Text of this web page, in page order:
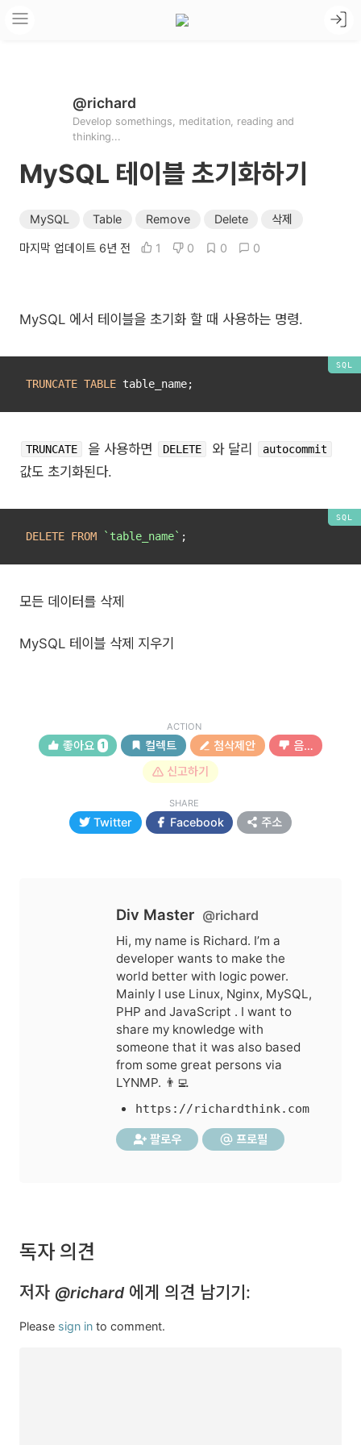
@richard
Develop somethings, meditation, reading and
thinking...
MySQL 테이블 초기화하기
MySQL Table Remove Delete 삭제
마지막 업데이트 6년 전 1 0 0 0
MySQL 에서 테이블을 초기화 할 때 사용하는 명령.
TRUNCATE TABLE
TRUNCATE 을 사용하면 DELETE 와 달리 autocommit
값도 초기화된다.
DELETE FROM `table_name`
모든 데이터를 삭제
MySQL 테이블 삭제 지우기
ACTION
좋아요 1 컬렉트 첨삭제안
음…
신고하기
SHARE
Twitter Facebook 주소
Div Master @richard
Hi, my name is Richard. I’m a
developer wants to make the
world better with logic power.
Mainly I use Linux, Nginx, MySQL,
PHP and JavaScript . I want to
share my knowledge with
someone that it was also based
from some great persons via
LYNMP. 👨‍💻
https://richardthink.com
팔로우 프로필
독자 의견
저자 @richard 에게 의견 남기기:
Please sign in to comment.